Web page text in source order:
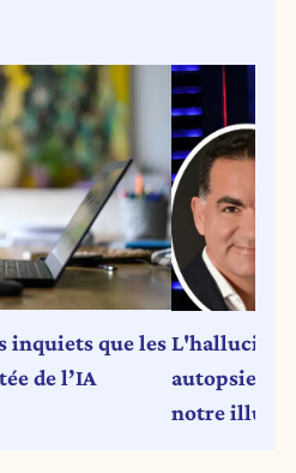
inquiets que les
de l’IA
autopsie du
notre